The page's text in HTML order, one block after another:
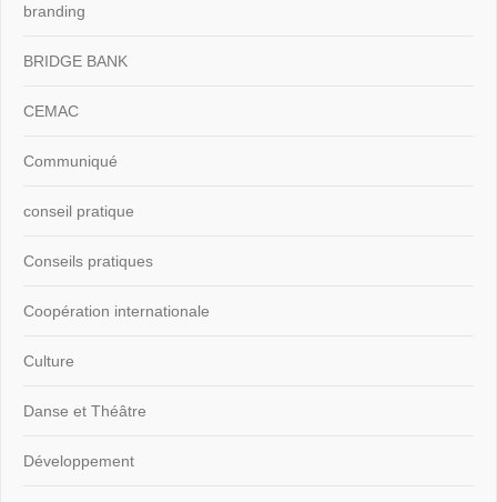
branding
BRIDGE BANK
CEMAC
Communiqué
conseil pratique
Conseils pratiques
Coopération internationale
Culture
Danse et Théâtre
Développement